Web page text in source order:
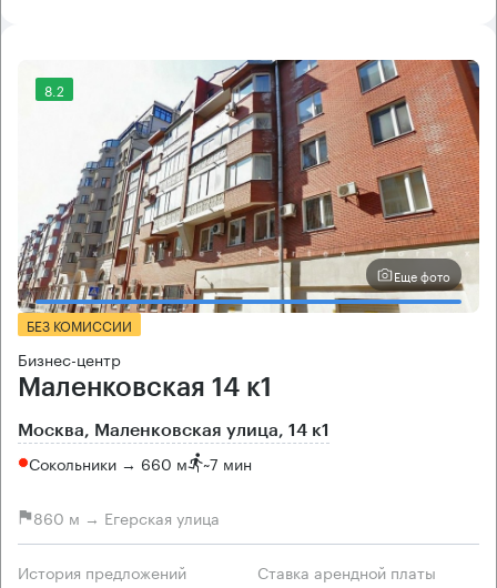
8.2
Еще фото
БЕЗ КОМИССИИ
Бизнес-центр
Маленковская 14 к1
Москва, Маленковская улица, 14 к1
Сокольники → 660 м ~7 мин
860 м → Егерская улица
История предложений Ставка арендной платы